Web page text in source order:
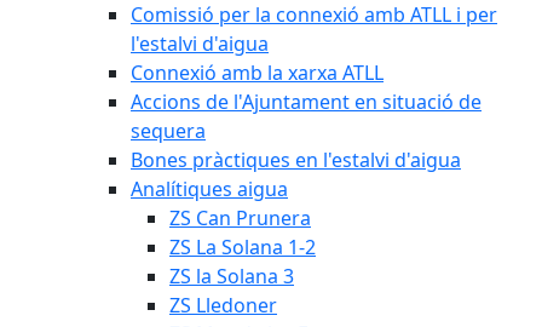
Comissió per la connexió amb ATLL i per
l'estalvi d'aigua
Connexió amb la xarxa ATLL
Accions de l'Ajuntament en situació de
sequera
Bones pràctiques en l'estalvi d'aigua
Analítiques aigua
ZS Can Prunera
ZS La Solana 1-2
ZS la Solana 3
ZS Lledoner